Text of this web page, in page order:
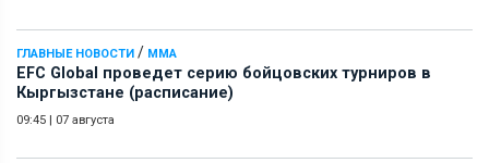
ГЛАВНЫЕ НОВОСТИ / ММА
EFC Global проведет серию бойцовских турниров в
Кыргызстане (расписание)
09:45 | 07 августа